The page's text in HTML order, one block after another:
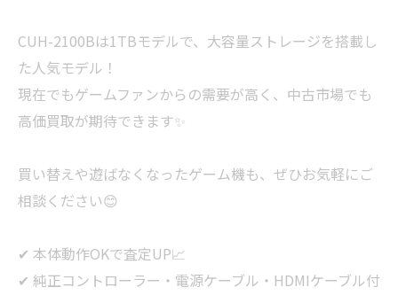
CUH-2100Bは1TBモデルで、大容量ストレージを搭載し
た人気モデル！
現在でもゲームファンからの需要が高く、中古市場でも
高価買取が期待できます✨
買い替えや遊ばなくなったゲーム機も、ぜひお気軽にご
相談ください😊
✔ 本体動作OKで査定UP📈
✔ 純正コントローラー・電源ケーブル・HDMIケーブル付